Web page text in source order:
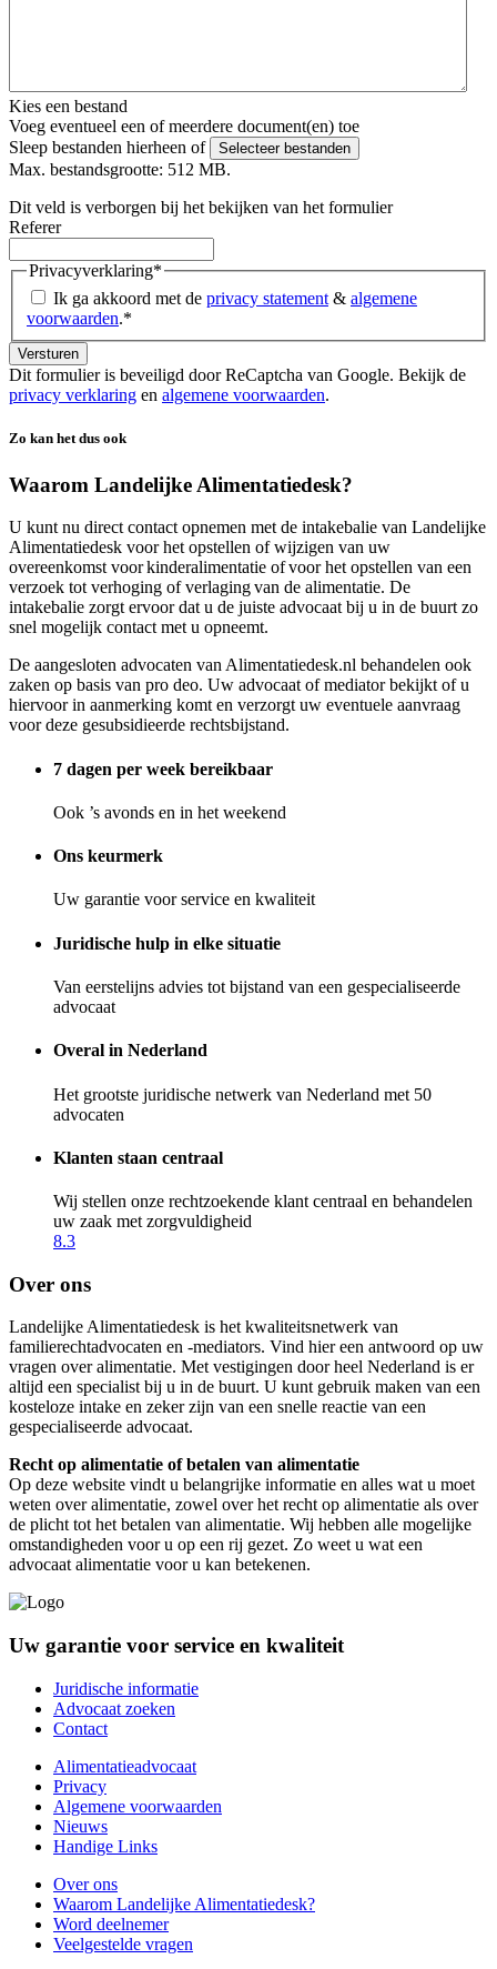
Kies een bestand
Voeg eventueel een of meerdere document(en) toe
Sleep bestanden hierheen of
Selecteer bestanden
Max. bestandsgrootte: 512 MB.
Dit veld is verborgen bij het bekijken van het formulier
Referer
Privacyverklaring*
Ik ga akkoord met de privacy statement & algemene
voorwaarden.*
Dit formulier is beveiligd door ReCaptcha van Google. Bekijk de
privacy verklaring en algemene voorwaarden.
Zo kan het dus ook
Waarom Landelijke Alimentatiedesk?
U kunt nu direct contact opnemen met de intakebalie van Landelijke
Alimentatiedesk voor het opstellen of wijzigen van uw
overeenkomst voor kinderalimentatie of voor het opstellen van een
verzoek tot verhoging of verlaging van de alimentatie. De
intakebalie zorgt ervoor dat u de juiste advocaat bij u in de buurt zo
snel mogelijk contact met u opneemt.
De aangesloten advocaten van Alimentatiedesk.nl behandelen ook
zaken op basis van pro deo. Uw advocaat of mediator bekijkt of u
hiervoor in aanmerking komt en verzorgt uw eventuele aanvraag
voor deze gesubsidieerde rechtsbijstand.
7 dagen per week bereikbaar
Ook ’s avonds en in het weekend
Ons keurmerk
Uw garantie voor service en kwaliteit
Juridische hulp in elke situatie
Van eerstelijns advies tot bijstand van een gespecialiseerde
advocaat
Overal in Nederland
Het grootste juridische netwerk van Nederland met 50
advocaten
Klanten staan centraal
Wij stellen onze rechtzoekende klant centraal en behandelen
uw zaak met zorgvuldigheid
8.3
Over ons
Landelijke Alimentatiedesk is het kwaliteitsnetwerk van
familierechtadvocaten en -mediators. Vind hier een antwoord op uw
vragen over alimentatie. Met vestigingen door heel Nederland is er
altijd een specialist bij u in de buurt. U kunt gebruik maken van een
kosteloze intake en zeker zijn van een snelle reactie van een
gespecialiseerde advocaat.
Recht op alimentatie of betalen van alimentatie
Op deze website vindt u belangrijke informatie en alles wat u moet
weten over alimentatie, zowel over het recht op alimentatie als over
de plicht tot het betalen van alimentatie. Wij hebben alle mogelijke
omstandigheden voor u op een rij gezet. Zo weet u wat een
advocaat alimentatie voor u kan betekenen.
Uw garantie voor service en kwaliteit
Juridische informatie
Advocaat zoeken
Contact
Alimentatieadvocaat
Privacy
Algemene voorwaarden
Nieuws
Handige Links
Over ons
Waarom Landelijke Alimentatiedesk?
Word deelnemer
Veelgestelde vragen